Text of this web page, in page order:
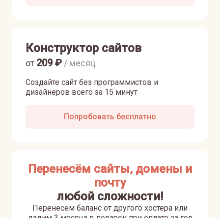
Конструктор сайтов
Создайте сайт без программистов и
дизайнеров всего за 15 минут
от 209₽ / месяц
Попробовать бесплатно
Перенесём сайты, домены и
почту
любой сложности!
Перенесем баланс от другого хостера или